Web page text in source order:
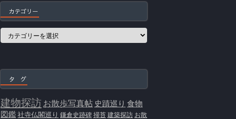
カテゴリー
カ
タ グ
建物探訪 お散歩写真帖 史蹟巡り 食物
図鑑社寺仏閣巡り 鎌倉史跡碑 掃苔 建築探訪 お散